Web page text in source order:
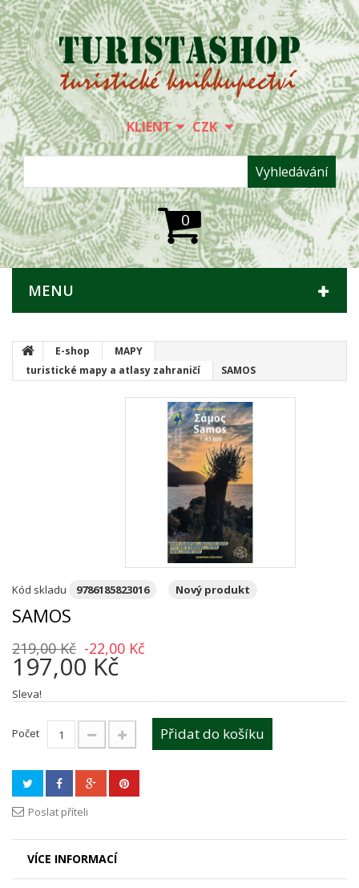
KLIENT CZK
Vyhledávání
0
MENU
E-shop
MAPY
turistické mapy a atlasy zahraničí
SAMOS
Kód skladu 9786185823016 Nový produkt
SAMOS
219,00 Kč -22,00 Kč
197,00 Kč
Sleva!
Počet Přidat do košíku
Poslat příteli
VÍCE INFORMACÍ